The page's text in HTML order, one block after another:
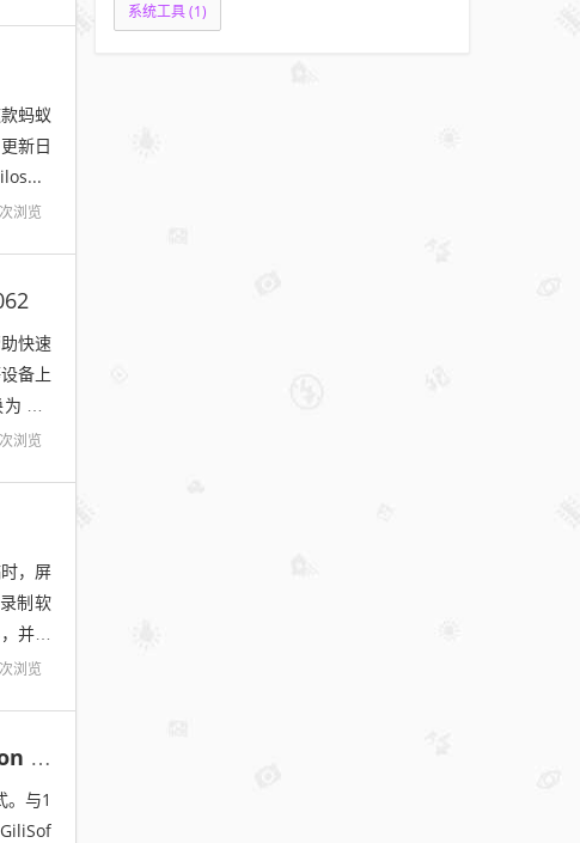
蚂蚁
新日
浏览
快速
备上
MP
浏览
，屏
制软
并将
浏览
视频转换工具 GiliSoft Video Converter v12.6 / Discovery Edition v12.1.0
与1
系统工具(1)